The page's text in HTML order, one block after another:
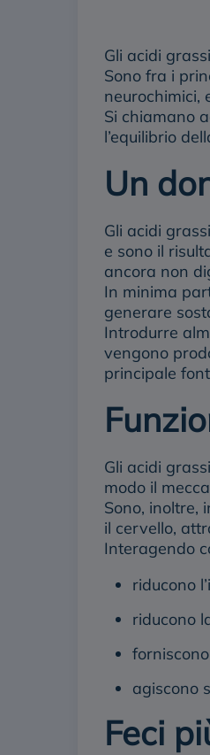
Gli acidi
Sono fra i
neurochimici,
Si chiamano
l’equilibrio
Un
Gli acidi
e sono il
ancora non
In minima
generare
Introdurre
vengono
principale
Gli acidi
modo il
Sono, inoltre,
il cervello,
Interagendo
riducono
riducono
agiscono
Feci